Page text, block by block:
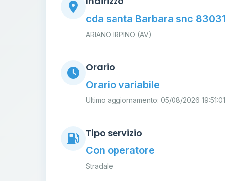
cda santa Barbara snc 83031
ARIANO IRPINO (AV)
Orario
Orario variabile
Ultimo aggiornamento: 05/08/2026 19:51:01
Tipo servizio
Con operatore
Stradale